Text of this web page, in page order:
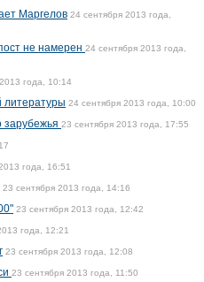
Маргелов 24 сентября 2013 года,
не намерен 24 сентября 2013 года,
года, 10:14
литературы 24 сентября 2013 года, 10:00
зарубежья 23 сентября 2013 года, 17:55
года, 16:51
23 сентября 2013 года, 14:16
23 сентября 2013 года, 12:42
года, 12:21
23 сентября 2013 года, 12:08
23 сентября 2013 года, 11:50